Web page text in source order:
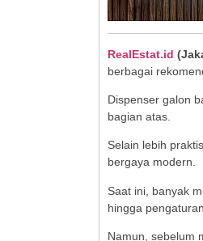
RealEstat.id
berbagai
Dispenser galon
bagian atas.
Selain lebih
bergaya modern.
Saat ini, banyak
hingga
Namun, sebelum